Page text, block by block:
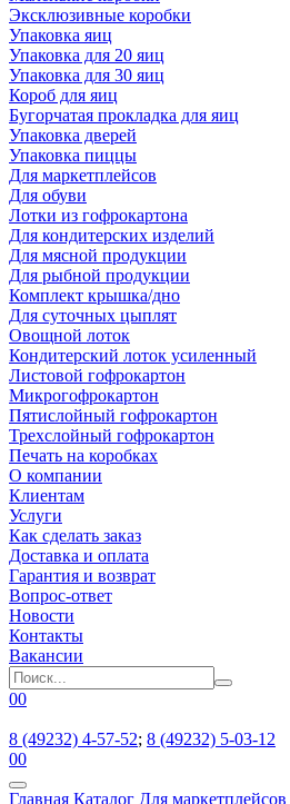
Эксклюзивные коробки
Упаковка яиц
Упаковка для 20 яиц
Упаковка для 30 яиц
Короб для яиц
Бугорчатая прокладка для яиц
Упаковка дверей
Упаковка пиццы
Для маркетплейсов
Для обуви
Лотки из гофрокартона
Для кондитерских изделий
Для мясной продукции
Для рыбной продукции
Комплект крышка/дно
Для суточных цыплят
Овощной лоток
Кондитерский лоток усиленный
Листовой гофрокартон
Микрогофрокартон
Пятислойный гофрокартон
Трехслойный гофрокартон
Печать на коробках
О компании
Клиентам
Услуги
Как сделать заказ
Доставка и оплата
Гарантия и возврат
Вопрос-ответ
Новости
Контакты
Вакансии
00
8 (49232) 4-57-52; 8 (49232) 5-03-12
00
Главная Каталог Для маркетплейсов